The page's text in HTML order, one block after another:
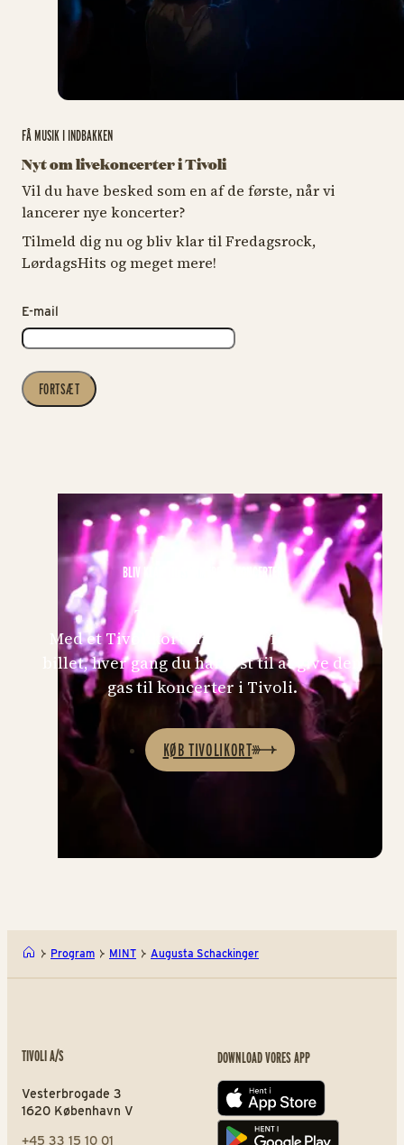
FÅ MUSIK I INDBAKKEN
Nyt om livekoncerter i Tivoli
Vil du have besked som en af de første, når vi
lancerer nye koncerter?
Tilmeld dig nu og bliv klar til Fredagsrock,
LørdagsHits og meget mere!
E-mail
FORTSÆT
Tag Mint på kortet
BLIV KLAR TIL SOMMERENS KONCERTER
Med et Tivolikort slipper du for at købe
billet, hver gang du har lyst til at give den
gas til koncerter i Tivoli.
KØB TIVOLIKORT
Program MINT Augusta Schackinger
TIVOLI A/S
Vesterbrogade 3
1620 København V
+45 33 15 10 01
DOWNLOAD VORES APP
App store